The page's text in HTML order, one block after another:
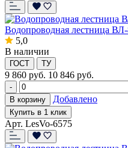
Водопроводная лестница
5,0
В наличии
ГОСТ ТУ
9 860 руб. 10 846 руб.
-
В корзину
Добавлено
Купить в 1 клик
Арт. LesVo-6575